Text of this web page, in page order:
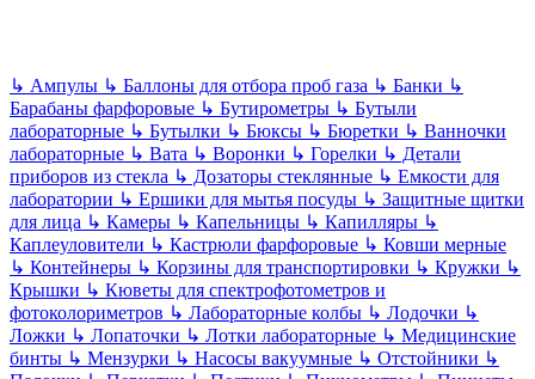
↳ Ампулы ↳ Баллоны для отбора проб газа ↳ Банки ↳
Барабаны фарфоровые ↳ Бутирометры ↳ Бутыли
лабораторные ↳ Бутылки ↳ Бюксы ↳ Бюретки ↳ Ванночки
лабораторные ↳ Вата ↳ Воронки ↳ Горелки ↳ Детали
приборов из стекла ↳ Дозаторы стеклянные ↳ Емкости для
лаборатории ↳ Ершики для мытья посуды ↳ Защитные щитки
для лица ↳ Камеры ↳ Капельницы ↳ Капилляры ↳
Каплеуловители ↳ Кастрюли фарфоровые ↳ Ковши мерные
↳ Контейнеры ↳ Корзины для транспортировки ↳ Кружки ↳
Крышки ↳ Кюветы для спектрофотометров и
фотоколориметров ↳ Лабораторные колбы ↳ Лодочки ↳
Ложки ↳ Лопаточки ↳ Лотки лабораторные ↳ Медицинские
бинты ↳ Мензурки ↳ Насосы вакуумные ↳ Отстойники ↳